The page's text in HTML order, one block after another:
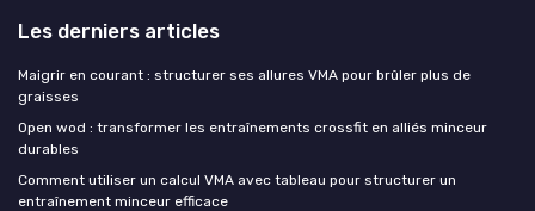
Les derniers articles
Maigrir en courant : structurer ses allures VMA pour brûler plus de
graisses
Open wod : transformer les entraînements crossfit en alliés minceur
durables
Comment utiliser un calcul VMA avec tableau pour structurer un
entraînement minceur efficace